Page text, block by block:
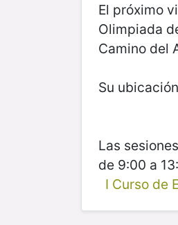
El próximo
Olimpiada
Camino del
Su
Las
de 9:00 a
I Curso de